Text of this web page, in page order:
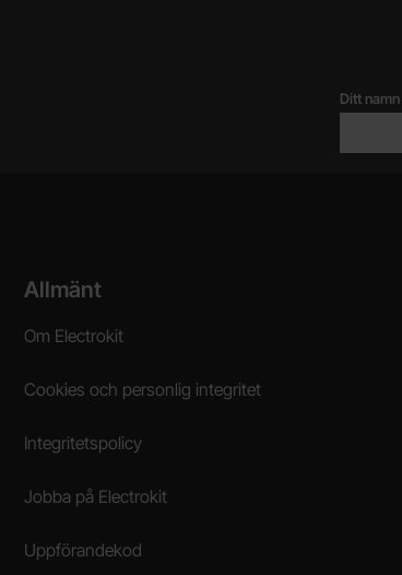
Ditt namn
Sidfot Blandad info och länkar
Allmänt
Om Electrokit
Cookies och personlig integritet
Integritetspolicy
Jobba på Electrokit
Uppförandekod